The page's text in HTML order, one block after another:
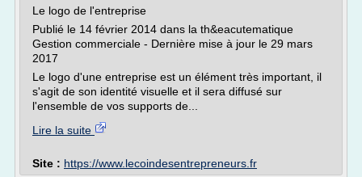
Le logo de l'entreprise
Publié le 14 février 2014 dans la th&eacutematique
Gestion commerciale - Dernière mise à jour le 29 mars
2017
Le logo d'une entreprise est un élément très important, il
s'agit de son identité visuelle et il sera diffusé sur
l'ensemble de vos supports de...
Lire la suite
Site : https://www.lecoindesentrepreneurs.fr